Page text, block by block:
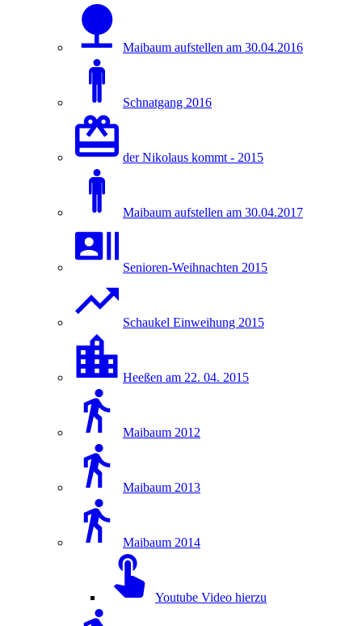
Maibaum aufstellen am 30.04.2016
Schnatgang 2016
der Nikolaus kommt - 2015
Maibaum aufstellen am 30.04.2017
Senioren-Weihnachten 2015
Schaukel Einweihung 2015
Heeßen am 22. 04. 2015
Maibaum 2012
Maibaum 2013
Maibaum 2014
Youtube Video hierzu